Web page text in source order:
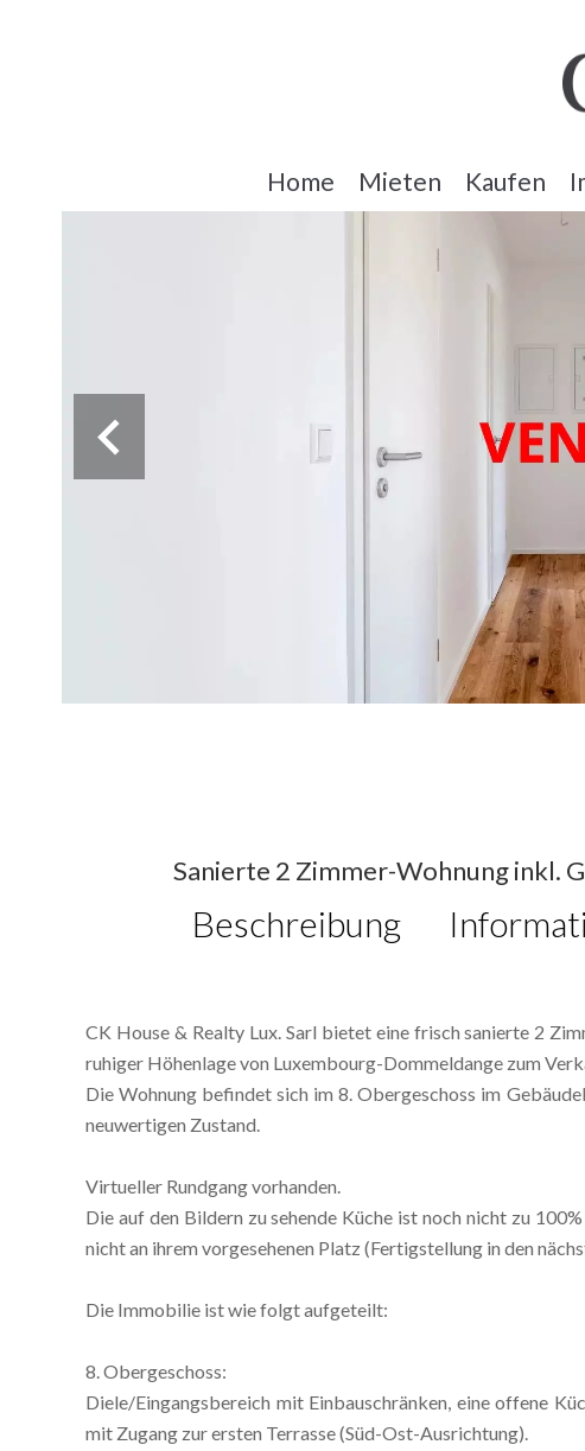
Home Mieten Kaufen
Sanierte 2 Zimmer-Wohnung inkl.
Beschreibung
CK House & Realty Lux. Sarl bietet eine frisch sanierte 2
ruhiger Höhenlage von Luxembourg-Dommeldange zum
Die Wohnung befindet sich im 8. Obergeschoss im
neuwertigen Zustand.
Virtueller Rundgang vorhanden.
Die auf den Bildern zu sehende Küche ist noch nicht zu
nicht an ihrem vorgesehenen Platz (Fertigstellung in den
Die Immobilie ist wie folgt aufgeteilt:
8. Obergeschoss:
Diele/Eingangsbereich mit Einbauschränken, eine offene
mit Zugang zur ersten Terrasse (Süd-Ost-Ausrichtung).